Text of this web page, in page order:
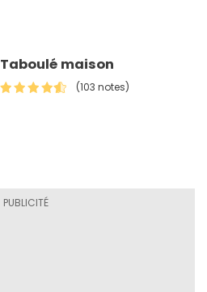
Taboulé maison
(103 notes)